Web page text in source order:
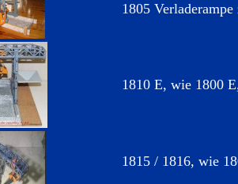
1805
1810 E, wie 1800
1815 / 1816, wie